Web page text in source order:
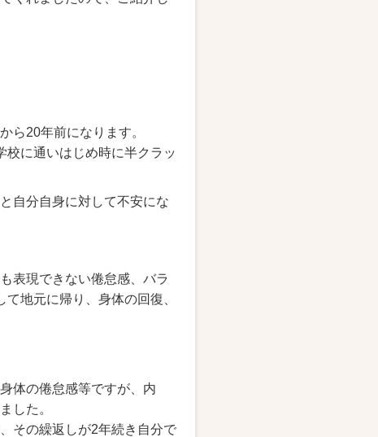
ら20年前になります。
校に通いはじめ時に半クラッ
自分自身に対して不安にな
表現できない倦怠感、バラ
地元に帰り、身体の回復、
体の倦怠感等ですが、内
した。
その繰返しが2年続き自分で